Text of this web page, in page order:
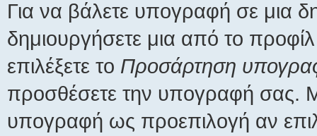
Για να βάλετε υπογραφή σε μια
δημιουργήσετε μια από το
επιλέξετε το Προσάρτηση
προσθέσετε την υπογραφή σας.
υπογραφή ως προεπιλογή αν